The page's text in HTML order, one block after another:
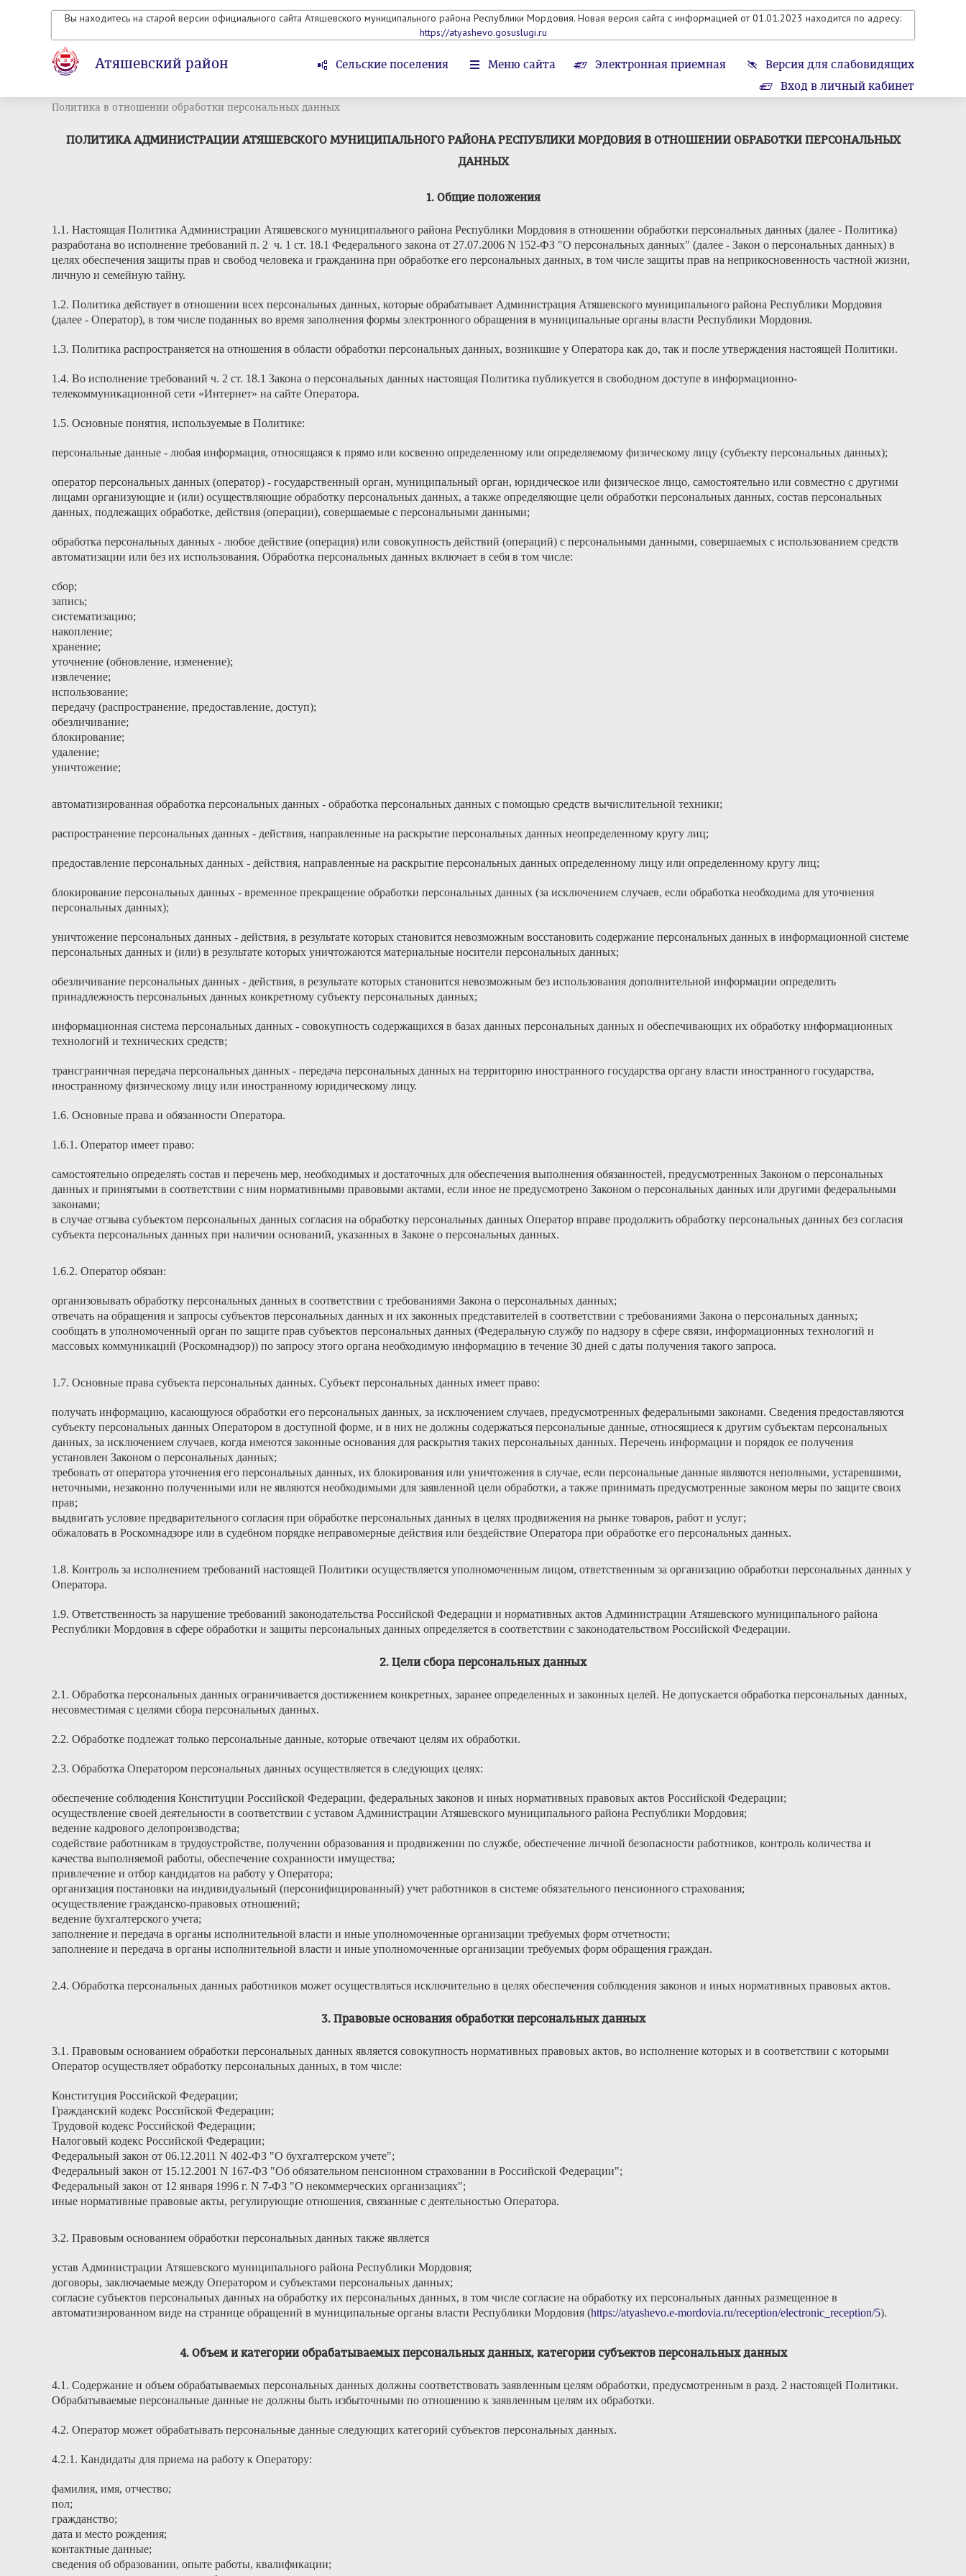
Вы находитесь на старой версии официального сайта Атяшевского муниципального района Республики Мордовия. Новая версия сайта с информацией от 01.01.2023 находится по адресу:
https://atyashevo.gosuslugi.ru
Атяшевский район Сельские поселения Меню сайта Электронная приемная
Версия для слабовидящих
Вход в личный кабинет
Политика в отношении обработки персональных данных
ПОЛИТИКА АДМИНИСТРАЦИИ АТЯШЕВСКОГО МУНИЦИПАЛЬНОГО РАЙОНА РЕСПУБЛИКИ МОРДОВИЯ В ОТНОШЕНИИ ОБРАБОТКИ ПЕРСОНАЛЬНЫХ
ДАННЫХ
1. Общие положения
1.1. Настоящая Политика Администрации Атяшевского муниципального района Республики Мордовия в отношении обработки персональных данных (далее - Политика)
разработана во исполнение требований п. 2 ч. 1 ст. 18.1 Федерального закона от 27.07.2006 N 152-ФЗ "О персональных данных" (далее - Закон о персональных данных) в
целях обеспечения защиты прав и свобод человека и гражданина при обработке его персональных данных, в том числе защиты прав на неприкосновенность частной жизни,
личную и семейную тайну.
1.2. Политика действует в отношении всех персональных данных, которые обрабатывает Администрация Атяшевского муниципального района Республики Мордовия
(далее - Оператор), в том числе поданных во время заполнения формы электронного обращения в муниципальные органы власти Республики Мордовия.
1.3. Политика распространяется на отношения в области обработки персональных данных, возникшие у Оператора как до, так и после утверждения настоящей Политики.
1.4. Во исполнение требований ч. 2 ст. 18.1 Закона о персональных данных настоящая Политика публикуется в свободном доступе в информационно-
телекоммуникационной сети «Интернет» на сайте Оператора.
1.5. Основные понятия, используемые в Политике:
персональные данные - любая информация, относящаяся к прямо или косвенно определенному или определяемому физическому лицу (субъекту персональных данных);
оператор персональных данных (оператор) - государственный орган, муниципальный орган, юридическое или физическое лицо, самостоятельно или совместно с другими
лицами организующие и (или) осуществляющие обработку персональных данных, а также определяющие цели обработки персональных данных, состав персональных
данных, подлежащих обработке, действия (операции), совершаемые с персональными данными;
обработка персональных данных - любое действие (операция) или совокупность действий (операций) с персональными данными, совершаемых с использованием средств
автоматизации или без их использования. Обработка персональных данных включает в себя в том числе:
сбор;
запись;
систематизацию;
накопление;
хранение;
уточнение (обновление, изменение);
извлечение;
использование;
передачу (распространение, предоставление, доступ);
обезличивание;
блокирование;
удаление;
уничтожение;
автоматизированная обработка персональных данных - обработка персональных данных с помощью средств вычислительной техники;
распространение персональных данных - действия, направленные на раскрытие персональных данных неопределенному кругу лиц;
предоставление персональных данных - действия, направленные на раскрытие персональных данных определенному лицу или определенному кругу лиц;
блокирование персональных данных - временное прекращение обработки персональных данных (за исключением случаев, если обработка необходима для уточнения
персональных данных);
уничтожение персональных данных - действия, в результате которых становится невозможным восстановить содержание персональных данных в информационной системе
персональных данных и (или) в результате которых уничтожаются материальные носители персональных данных;
обезличивание персональных данных - действия, в результате которых становится невозможным без использования дополнительной информации определить
принадлежность персональных данных конкретному субъекту персональных данных;
информационная система персональных данных - совокупность содержащихся в базах данных персональных данных и обеспечивающих их обработку информационных
технологий и технических средств;
трансграничная передача персональных данных - передача персональных данных на территорию иностранного государства органу власти иностранного государства,
иностранному физическому лицу или иностранному юридическому лицу.
1.6. Основные права и обязанности Оператора.
1.6.1. Оператор имеет право:
самостоятельно определять состав и перечень мер, необходимых и достаточных для обеспечения выполнения обязанностей, предусмотренных Законом о персональных
данных и принятыми в соответствии с ним нормативными правовыми актами, если иное не предусмотрено Законом о персональных данных или другими федеральными
законами;
в случае отзыва субъектом персональных данных согласия на обработку персональных данных Оператор вправе продолжить обработку персональных данных без согласия
субъекта персональных данных при наличии оснований, указанных в Законе о персональных данных.
1.6.2. Оператор обязан:
организовывать обработку персональных данных в соответствии с требованиями Закона о персональных данных;
отвечать на обращения и запросы субъектов персональных данных и их законных представителей в соответствии с требованиями Закона о персональных данных;
сообщать в уполномоченный орган по защите прав субъектов персональных данных (Федеральную службу по надзору в сфере связи, информационных технологий и
массовых коммуникаций (Роскомнадзор)) по запросу этого органа необходимую информацию в течение 30 дней с даты получения такого запроса.
1.7. Основные права субъекта персональных данных. Субъект персональных данных имеет право:
получать информацию, касающуюся обработки его персональных данных, за исключением случаев, предусмотренных федеральными законами. Сведения предоставляются
субъекту персональных данных Оператором в доступной форме, и в них не должны содержаться персональные данные, относящиеся к другим субъектам персональных
данных, за исключением случаев, когда имеются законные основания для раскрытия таких персональных данных. Перечень информации и порядок ее получения
установлен Законом о персональных данных;
требовать от оператора уточнения его персональных данных, их блокирования или уничтожения в случае, если персональные данные являются неполными, устаревшими,
неточными, незаконно полученными или не являются необходимыми для заявленной цели обработки, а также принимать предусмотренные законом меры по защите своих
прав;
выдвигать условие предварительного согласия при обработке персональных данных в целях продвижения на рынке товаров, работ и услуг;
обжаловать в Роскомнадзоре или в судебном порядке неправомерные действия или бездействие Оператора при обработке его персональных данных.
1.8. Контроль за исполнением требований настоящей Политики осуществляется уполномоченным лицом, ответственным за организацию обработки персональных данных у
Оператора.
1.9. Ответственность за нарушение требований законодательства Российской Федерации и нормативных актов Администрации Атяшевского муниципального района
Республики Мордовия в сфере обработки и защиты персональных данных определяется в соответствии с законодательством Российской Федерации.
2. Цели сбора персональных данных
2.1. Обработка персональных данных ограничивается достижением конкретных, заранее определенных и законных целей. Не допускается обработка персональных данных,
несовместимая с целями сбора персональных данных.
2.2. Обработке подлежат только персональные данные, которые отвечают целям их обработки.
2.3. Обработка Оператором персональных данных осуществляется в следующих целях:
обеспечение соблюдения Конституции Российской Федерации, федеральных законов и иных нормативных правовых актов Российской Федерации;
осуществление своей деятельности в соответствии с уставом Администрации Атяшевского муниципального района Республики Мордовия;
ведение кадрового делопроизводства;
содействие работникам в трудоустройстве, получении образования и продвижении по службе, обеспечение личной безопасности работников, контроль количества и
качества выполняемой работы, обеспечение сохранности имущества;
привлечение и отбор кандидатов на работу у Оператора;
организация постановки на индивидуальный (персонифицированный) учет работников в системе обязательного пенсионного страхования;
осуществление гражданско-правовых отношений;
ведение бухгалтерского учета;
заполнение и передача в органы исполнительной власти и иные уполномоченные организации требуемых форм отчетности;
заполнение и передача в органы исполнительной власти и иные уполномоченные организации требуемых форм обращения граждан.
2.4. Обработка персональных данных работников может осуществляться исключительно в целях обеспечения соблюдения законов и иных нормативных правовых актов.
3. Правовые основания обработки персональных данных
3.1. Правовым основанием обработки персональных данных является совокупность нормативных правовых актов, во исполнение которых и в соответствии с которыми
Оператор осуществляет обработку персональных данных, в том числе:
Конституция Российской Федерации;
Гражданский кодекс Российской Федерации;
Трудовой кодекс Российской Федерации;
Налоговый кодекс Российской Федерации;
Федеральный закон от 06.12.2011 N 402-ФЗ "О бухгалтерском учете";
Федеральный закон от 15.12.2001 N 167-ФЗ "Об обязательном пенсионном страховании в Российской Федерации";
Федеральный закон от 12 января 1996 г. N 7-ФЗ "О некоммерческих организациях";
иные нормативные правовые акты, регулирующие отношения, связанные с деятельностью Оператора.
3.2. Правовым основанием обработки персональных данных также является
устав Администрации Атяшевского муниципального района Республики Мордовия;
договоры, заключаемые между Оператором и субъектами персональных данных;
согласие субъектов персональных данных на обработку их персональных данных, в том числе согласие на обработку их персональных данных размещенное в
автоматизированном виде на странице обращений в муниципальные органы власти Республики Мордовия (https://atyashevo.e-mordovia.ru/reception/electronic_reception/5).
4. Объем и категории обрабатываемых персональных данных, категории субъектов персональных данных
4.1. Содержание и объем обрабатываемых персональных данных должны соответствовать заявленным целям обработки, предусмотренным в разд. 2 настоящей Политики.
Обрабатываемые персональные данные не должны быть избыточными по отношению к заявленным целям их обработки.
4.2. Оператор может обрабатывать персональные данные следующих категорий субъектов персональных данных.
4.2.1. Кандидаты для приема на работу к Оператору:
фамилия, имя, отчество;
пол;
гражданство;
дата и место рождения;
контактные данные;
сведения об образовании, опыте работы, квалификации;